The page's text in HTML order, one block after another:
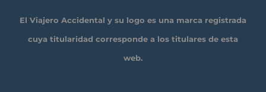
El Viajero Accidental y su logo es una marca registrada
cuya titularidad corresponde a los titulares de esta
web.